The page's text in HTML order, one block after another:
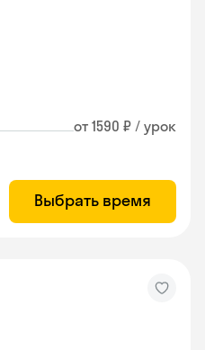
от 1590 ₽ / урок
Выбрать время